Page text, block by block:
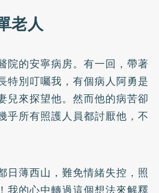
老人
院的安寧病房。有一回，帶著
特別叮囑我，有個病人阿勇是
兒來探望他。然而他的病苦卻
乎所有照護人員都討厭他，不
日薄西山，難免情緒失控，照